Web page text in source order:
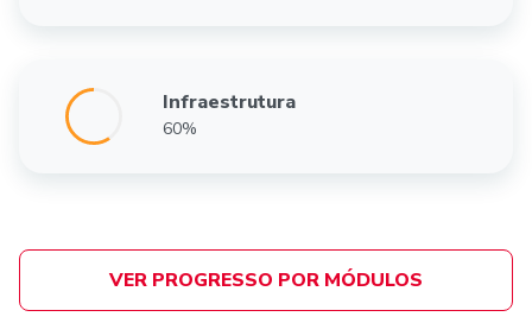
Infraestrutura
60%
VER PROGRESSO POR MÓDULOS